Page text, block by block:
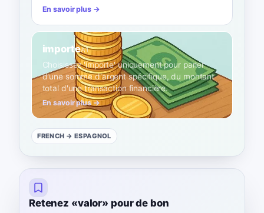
En savoir plus →
importeA1
Choisissez 'importe' uniquement pour parler
d'une somme d'argent spécifique, du montant
total d'une transaction financière.
En savoir plus →
FRENCH → ESPAGNOL
Retenez «valor» pour de bon